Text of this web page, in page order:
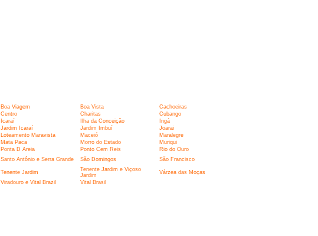
Boa Viagem Boa Vista
Cachoeiras
Centro Charitas
Cubango
Icaraí Ilha da Conceição
Ingá
Jardim Icaraí Jardim Imbuí
Joarai
Loteamento Maravista Maceió
Maralegre
Mata Paca Morro do Estado
Muriqui
Ponta D Areia Ponto Cem Reis
Rio do Ouro
Santo Antônio e Serra Grande São Domingos São Francisco
Tenente Jardim
Tenente Jardim e Viçoso
Jardim
Várzea das Moças
Viradouro e Vital Brazil Vital Brasil